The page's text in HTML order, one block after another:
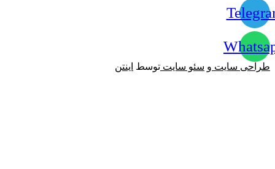
طراحی سایت و سئو سایت توسط اینتن